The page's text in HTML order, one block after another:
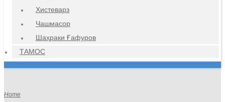
Хистеварз
Чашмасор
Шаҳраки Ғафуров
ТАМОС
Home